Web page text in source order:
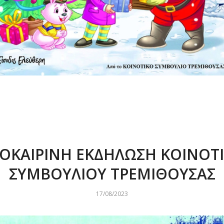
ΕΚΔΗΛΩΣΗ
ΣΥΜΒΟΥΛΙΟΥ ΤΡΕΜΙΘΟΥΣΑΣ
17/08/2023